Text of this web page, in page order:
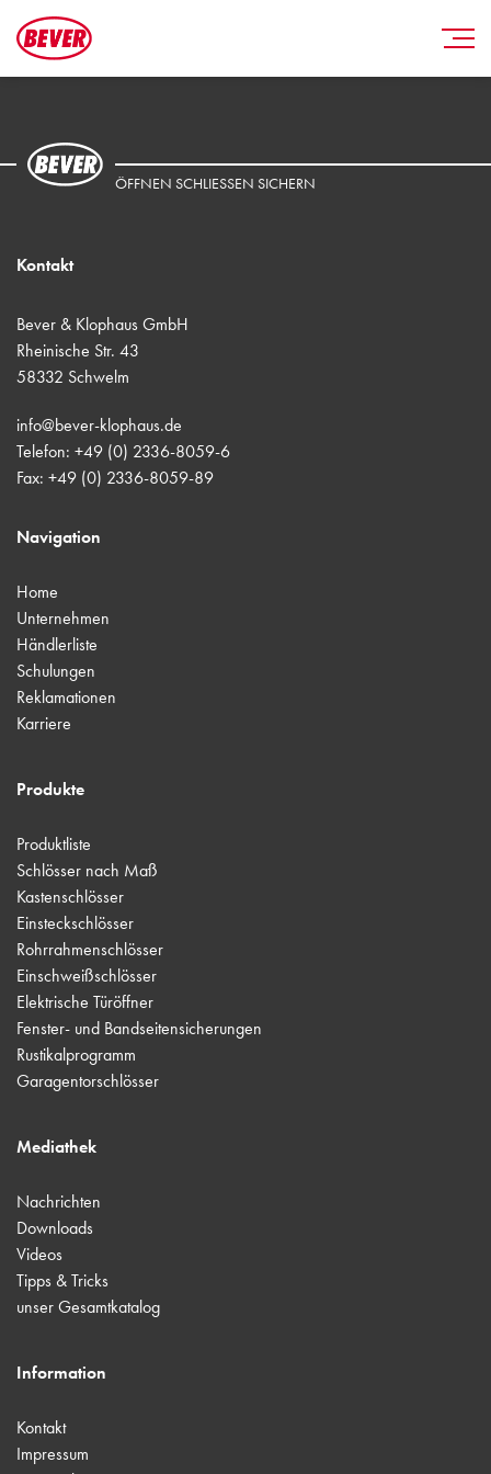
ÖFFNEN SCHLIESSEN SICHERN
Kontakt
Bever & Klophaus GmbH
Rheinische Str. 43
58332 Schwelm
info@bever-klophaus.de
Telefon: +49 (0) 2336-8059-6
Fax: +49 (0) 2336-8059-89
Navigation
Home
Unternehmen
Händlerliste
Schulungen
Reklamationen
Karriere
Produkte
Produktliste
Schlösser nach Maß
Kastenschlösser
Einsteckschlösser
Rohrrahmenschlösser
Einschweißschlösser
Elektrische Türöffner
Fenster- und Bandseitensicherungen
Rustikalprogramm
Garagentorschlösser
Mediathek
Nachrichten
Downloads
Videos
Tipps & Tricks
unser Gesamtkatalog
Information
Kontakt
Impressum